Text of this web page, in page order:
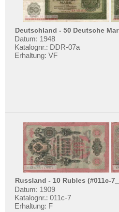
Deutschland - 50 Deutsche
Datum: 1948
Katalognr.: DDR-07a
Erhaltung: VF
Russland - 10 Rubles (#011c-
Datum: 1909
Katalognr.: 011c-7
Erhaltung: F